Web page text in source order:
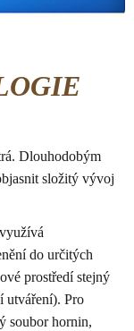
Dlouhodobým
složitý vývoj
do určitých
prostředí stejný
utváření). Pro
soubor hornin,